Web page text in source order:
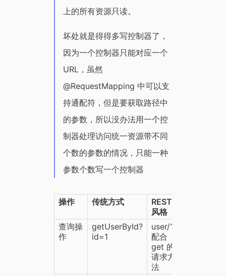
上的所有资源只读。
坏处就是得得多写控制器了，
因为一个控制器只能对应一个
URL，虽然
@RequestMapping 中可以支
持通配符，但是要获取路径中
的参数，所以没办法用一个控
制器处理访问统一资源带不同
个数的参数的情况，只能一种
参数个数写一个控制器
操作 传统方式
REST
风格
查询操
作
getUserById?
id=1
user/1
配合
get 的
请求方
法